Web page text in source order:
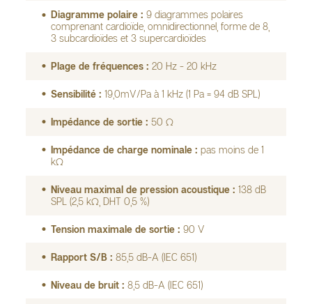
Diagramme polaire : 9 diagrammes polaires
comprenant cardioïde, omnidirectionnel, forme de 8,
3 subcardioïdes et 3 supercardioïdes
Plage de fréquences : 20 Hz - 20 kHz
Sensibilité : 19,0mV/Pa à 1 kHz (1 Pa = 94 dB SPL)
Impédance de sortie : 50 Ω
Impédance de charge nominale : pas moins de 1
kΩ
Niveau maximal de pression acoustique : 138 dB
SPL (2,5 kΩ, DHT 0,5 %)
Tension maximale de sortie : 90 V
Rapport S/B : 85,5 dB-A (IEC 651)
Niveau de bruit : 8,5 dB-A (IEC 651)